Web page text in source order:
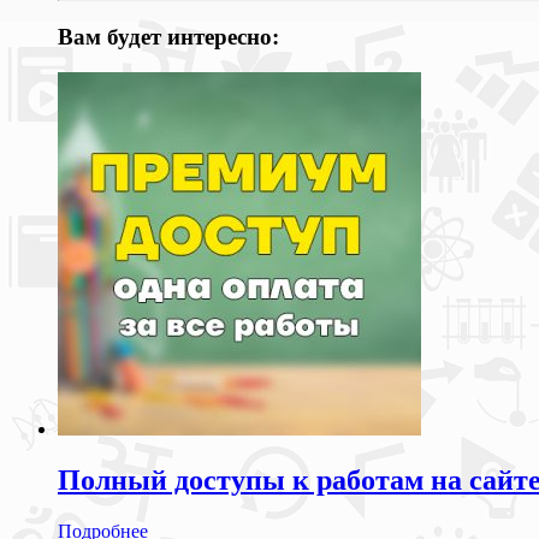
Вам будет интересно:
Полный доступы к работам на
Подробнее